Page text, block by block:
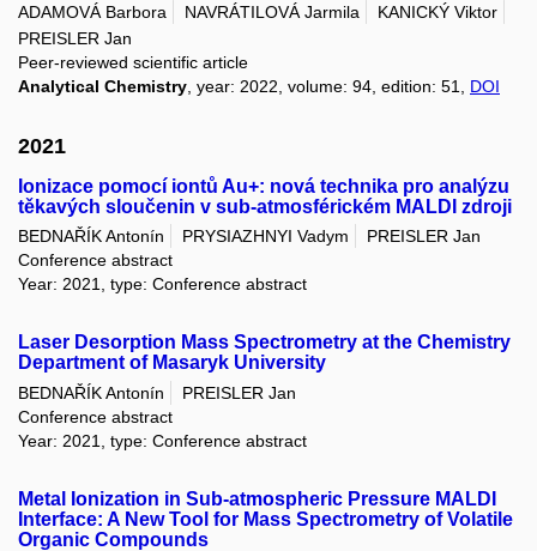
ADAMOVÁ Barbora
NAVRÁTILOVÁ Jarmila
KANICKÝ Viktor
PREISLER Jan
Peer-reviewed scientific article
Analytical Chemistry , year: 2022, volume: 94, edition: 51, DOI
2021
Ionizace pomocí iontů Au+: nová technika pro analýzu
těkavých sloučenin v sub-atmosférickém MALDI zdroji
BEDNAŘÍK Antonín PRYSIAZHNYI Vadym
PREISLER Jan
Conference abstract
Year: 2021, type: Conference abstract
Laser Desorption Mass Spectrometry at the Chemistry
Department of Masaryk University
BEDNAŘÍK Antonín
PREISLER Jan
Conference abstract
Year: 2021, type: Conference abstract
Metal Ionization in Sub-atmospheric Pressure MALDI
Interface: A New Tool for Mass Spectrometry of Volatile
Organic Compounds